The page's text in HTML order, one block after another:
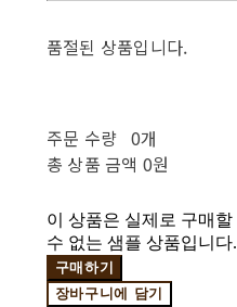
품절된 상품입니다.
주문 수량 0개
총 상품 금액 0원
이 상품은 실제로 구매할
수 없는 샘플 상품입니다.
구매하기
장바구니에 담기